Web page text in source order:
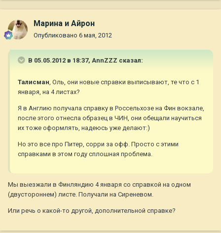
Марина и Айрон
Опубликовано 6 мая, 2012
В 05.05.2012 в 18:37, AnnZZZ сказал:
Талисман, Оль, они новые справки выписывают, те что с 1
января, на 4 листах?
Я в Англию получала справку в Россельхозе на Фин вокзале,
после этого отнесла образец в ЧИН, они обещали научиться
их тоже оформлять, надеюсь уже делают:)
Но это все про Питер, сорри за офф. Просто с этими
справками в этом году сплошная проблема.
Мы выезжали в Финляндию 4 января со справкой на одном
(двустороннем) листе. Получали на Сиреневом.
Или речь о какой-то другой, дополнительной справке?